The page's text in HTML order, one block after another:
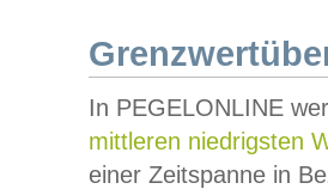
In PEGELONLINE
mittleren niedrigsten
einer Zeitspanne in